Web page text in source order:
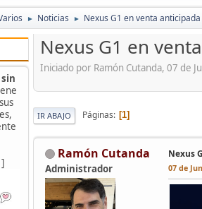
► Noticias ► Nexus G1 en venta anticipada
]
Nexus G1 en
Iniciado por Ramón Cutanda, 07 de
IR ABAJO Páginas 1
Ramón Cutanda
Administrador
Nexus
07 de